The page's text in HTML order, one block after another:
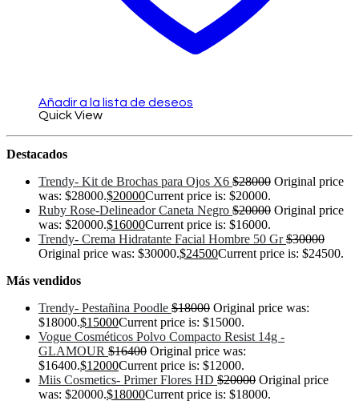
Añadir a la lista de deseos
Quick View
Destacados
Trendy- Kit de Brochas para Ojos X6 $28000 Original price
was: $28000.$20000Current price is: $20000.
Ruby Rose-Delineador Caneta Negro $20000 Original price
was: $20000.$16000Current price is: $16000.
Trendy- Crema Hidratante Facial Hombre 50 Gr $30000
Original price was: $30000.$24500Current price is: $24500.
Más vendidos
Trendy- Pestañina Poodle $18000 Original price was:
$18000.$15000Current price is: $15000.
Vogue Cosméticos Polvo Compacto Resist 14g -
GLAMOUR $16400 Original price was:
$16400.$12000Current price is: $12000.
Miis Cosmetics- Primer Flores HD $20000 Original price
was: $20000.$18000Current price is: $18000.